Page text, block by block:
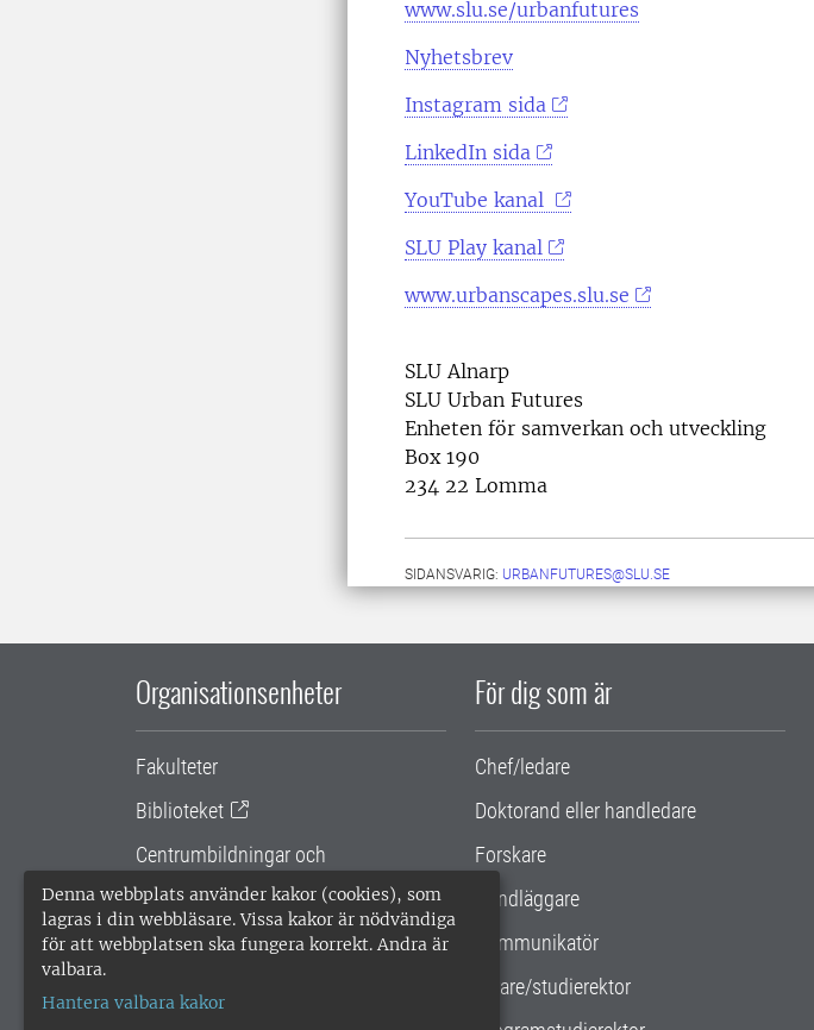
Denna webbplats använder kakor (cookies), som
lagras i din webbläsare. Vissa kakor är nödvändiga
för att webbplatsen ska fungera korrekt. Andra är
valbara.
Hantera valbara kakor
www.slu.se/urbanfutures
Nyhetsbrev
Instagram sida
LinkedIn sida
YouTube kanal
SLU Play kanal
www.urbanscapes.slu.se
SLU Alnarp
SLU Urban Futures
Enheten för samverkan och utveckling
Box 190
234 22 Lomma
SIDANSVARIG: URBANFUTURES@SLU.SE
Organisationsenheter
Fakulteter
Biblioteket
Centrumbildningar och
samarbetsprojekt
Gemensamma verksamhetsstödet
För dig som är
Chef/ledare
Doktorand eller handledare
Forskare
Handläggare
Kommunikatör
Lärare/studierektor